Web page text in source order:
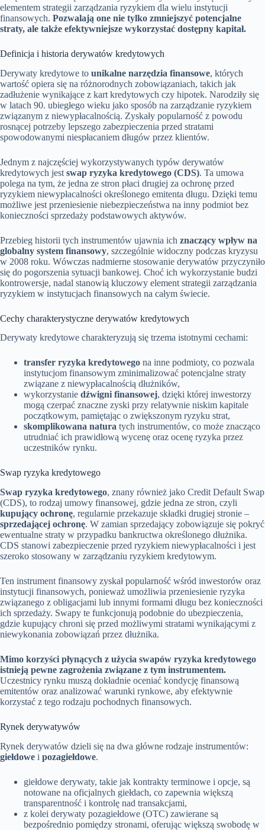
elementem strategii zarządzania ryzykiem dla wielu instytucji
finansowych. Pozwalają one nie tylko zmniejszyć potencjalne
straty, ale także efektywniejsze wykorzystać dostępny kapitał.
Definicja i historia derywatów kredytowych
Derywaty kredytowe to unikalne narzędzia finansowe, których
wartość opiera się na różnorodnych zobowiązaniach, takich jak
zadłużenie wynikające z kart kredytowych czy hipotek. Narodziły się
w latach 90. ubiegłego wieku jako sposób na zarządzanie ryzykiem
związanym z niewypłacalnością. Zyskały popularność z powodu
rosnącej potrzeby lepszego zabezpieczenia przed stratami
spowodowanymi niespłacaniem długów przez klientów.
Jednym z najczęściej wykorzystywanych typów derywatów
kredytowych jest swap ryzyka kredytowego (CDS). Ta umowa
polega na tym, że jedna ze stron płaci drugiej za ochronę przed
ryzykiem niewypłacalności określonego emitenta długu. Dzięki temu
możliwe jest przeniesienie niebezpieczeństwa na inny podmiot bez
konieczności sprzedaży podstawowych aktywów.
Przebieg historii tych instrumentów ujawnia ich znaczący wpływ na
globalny system finansowy, szczególnie widoczny podczas kryzysu
w 2008 roku. Wówczas nadmierne stosowanie derywatów przyczyniło
się do pogorszenia sytuacji bankowej. Choć ich wykorzystanie budzi
kontrowersje, nadal stanowią kluczowy element strategii zarządzania
ryzykiem w instytucjach finansowych na całym świecie.
Cechy charakterystyczne derywatów kredytowych
Derywaty kredytowe charakteryzują się trzema istotnymi cechami:
transfer ryzyka kredytowego na inne podmioty, co pozwala
instytucjom finansowym zminimalizować potencjalne straty
związane z niewypłacalnością dłużników,
wykorzystanie dźwigni finansowej, dzięki której inwestorzy
mogą czerpać znaczne zyski przy relatywnie niskim kapitale
początkowym, pamiętając o zwiększonym ryzyku strat,
skomplikowana natura tych instrumentów, co może znacząco
utrudniać ich prawidłową wycenę oraz ocenę ryzyka przez
uczestników rynku.
Swap ryzyka kredytowego
Swap ryzyka kredytowego, znany również jako Credit Default Swap
(CDS), to rodzaj umowy finansowej, gdzie jedna ze stron, czyli
kupujący ochronę, regularnie przekazuje składki drugiej stronie –
sprzedającej ochronę. W zamian sprzedający zobowiązuje się pokryć
ewentualne straty w przypadku bankructwa określonego dłużnika.
CDS stanowi zabezpieczenie przed ryzykiem niewypłacalności i jest
szeroko stosowany w zarządzaniu ryzykiem kredytowym.
Ten instrument finansowy zyskał popularność wśród inwestorów oraz
instytucji finansowych, ponieważ umożliwia przeniesienie ryzyka
związanego z obligacjami lub innymi formami długu bez konieczności
ich sprzedaży. Swapy te funkcjonują podobnie do ubezpieczenia,
gdzie kupujący chroni się przed możliwymi stratami wynikającymi z
niewykonania zobowiązań przez dłużnika.
Mimo korzyści płynących z użycia swapów ryzyka kredytowego
istnieją pewne zagrożenia związane z tym instrumentem.
Uczestnicy rynku muszą dokładnie oceniać kondycję finansową
emitentów oraz analizować warunki rynkowe, aby efektywnie
korzystać z tego rodzaju pochodnych finansowych.
Rynek derywatywów
Rynek derywatów dzieli się na dwa główne rodzaje instrumentów:
giełdowe i pozagiełdowe.
giełdowe derywaty, takie jak kontrakty terminowe i opcje, są
notowane na oficjalnych giełdach, co zapewnia większą
transparentność i kontrolę nad transakcjami,
z kolei derywaty pozagiełdowe (OTC) zawierane są
bezpośrednio pomiędzy stronami, oferując większą swobodę w